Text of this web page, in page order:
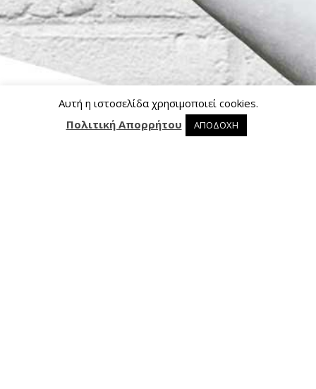
0 0 προϊόντα στο καλάθι
Αυτή η ιστοσελίδα χρησιμοποιεί cookies.
Πολιτική Απορρήτου
ΑΠΟΔΟΧΗ